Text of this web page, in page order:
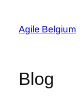
content
Agile Belgium
Blog